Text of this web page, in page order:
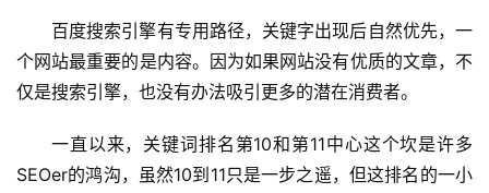
百度搜索引擎有专用路径，关键字出现后自然优先，一
个网站最重要的是内容。因为如果网站没有优质的文章，不
仅是搜索引擎，也没有办法吸引更多的潜在消费者。
一直以来，关键词排名第10和第11中心这个坎是许多
SEOer的鸿沟，虽然10到11只是一步之遥，但这排名的一小